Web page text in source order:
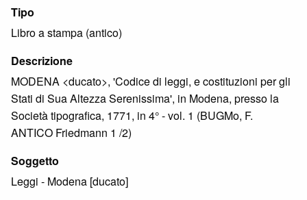
Tipo
Libro a stampa (antico)
Descrizione
MODENA <ducato>, 'Codice di leggi, e costituzioni per gli
Stati di Sua Altezza Serenissima', in Modena, presso la
Società tipografica, 1771, in 4° - vol. 1 (BUGMo, F.
ANTICO Friedmann 1 /2)
Soggetto
Leggi - Modena [ducato]